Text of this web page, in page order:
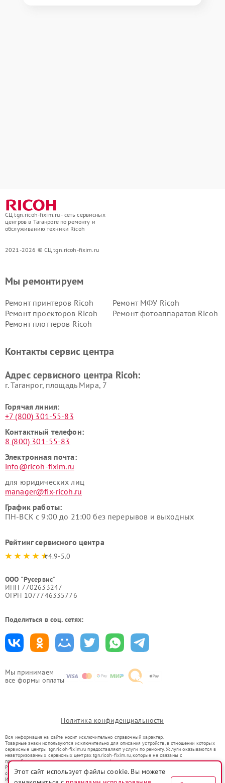
СЦ tgn.ricoh-fixim.ru - сеть сервисных
центров в Таганроге по ремонту и
обслуживанию техники Ricoh
2021-2026 © СЦ tgn.ricoh-fixim.ru
Мы принимаем
все формы оплаты
Мы ремонтируем
Ремонт принтеров Ricoh
Ремонт МФУ Ricoh
Ремонт проекторов Ricoh
Ремонт фотоаппаратов Ricoh
Ремонт плоттеров Ricoh
Контакты сервис центра
Адрес сервисного центра Ricoh:
г. Таганрог, площадь Мира, 7
Горячая линия:
+7 (800) 301-55-83
Контактный телефон:
8 (800) 301-55-83
Электронная почта:
info@ricoh-fixim.ru
для юридических лиц
manager@fix-ricoh.ru
График работы:
ПН-ВСК с 9:00 до 21:00 без перерывов и выходных
Рейтинг сервисного центра
4.9-5.0
ООО "Русервис"
ИНН 7702633247
ОГРН 1077746335776
Поделиться в соц. сетях:
Политика конфиденциальности
Вся информация на сайте носит исключительно справочный характер.
Товарные знаки используются исключительно для описания устройств, в отношении которых
сервисные центры tgn.ricoh-fixim.ru предоставляют услуги по ремонту. Услуги оказываются в
неавторизованных сервисных центрах tgn.ricoh-fixim.ru, которые не связаны с
правообладателями товарных знаков или их официальными представителями.
Ремонт осуществляется для устройств, уже введенных в гражданский оборот в соответствии
со статьей 1487 ГК РФ.
Использование товарных знаков не преследует цели индивидуализации услуг или введения
Этот сайт использует файлы cookie. Вы можете